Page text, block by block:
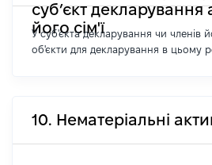
суб’єкт
його сім'ї
У суб'єкта декларування чи членів
об'єкти для декларування в цьому
10. Нематеріальні